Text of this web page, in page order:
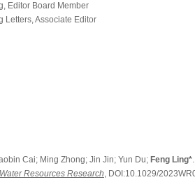
Editor Board Member
Letters, Associate Editor
Cai; Ming Zhong; Jin Jin; Yun Du; Feng Ling*
Water Resources Research, DOI:10.1029/